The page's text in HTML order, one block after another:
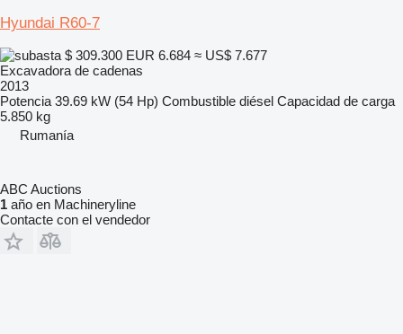
Hyundai R60-7
$ 309.300 EUR 6.684 ≈ US$ 7.677
Excavadora de cadenas
2013
Potencia 39.69 kW (54 Hp) Combustible diésel Capacidad de carga
5.850 kg
Rumanía
ABC Auctions
1 año en Machineryline
Contacte con el vendedor